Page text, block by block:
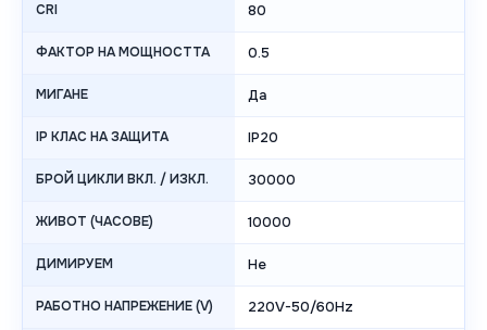
CRI 80
ФАКТОР НА МОЩНОСТТА 0.5
МИГАНЕ Да
IP КЛАС НА ЗАЩИТА IP20
БРОЙ ЦИКЛИ ВКЛ. / ИЗКЛ. 30000
ЖИВОТ (ЧАСОВЕ) 10000
ДИМИРУЕМ Не
РАБОТНО НАПРЕЖЕНИЕ (V) 220V-50/60Hz